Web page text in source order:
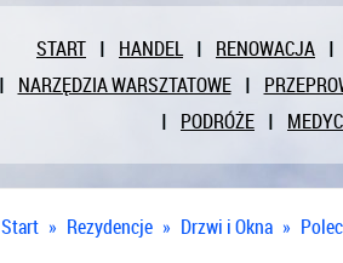
START HANDEL
RENOWACJA
NARZĘDZIA WARSZTATOWE
PODRÓŻE
Start » Rezydencje » Drzwi i Okna »